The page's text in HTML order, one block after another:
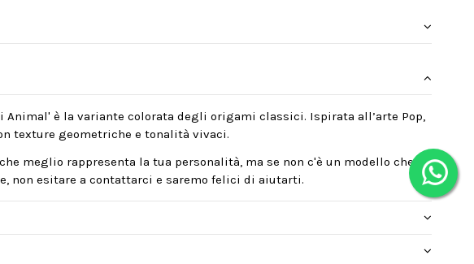
Animal' è la variante colorata degli origami classici. Ispirata all’arte Pop,
texture geometriche e tonalità vivaci.
meglio rappresenta la tua personalità, ma se non c'è un modello che
non esitare a contattarci e saremo felici di aiutarti.